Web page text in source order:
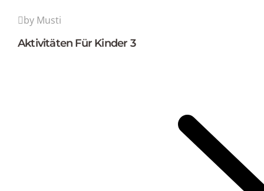
by Musti
Aktivitäten Für Kinder 3